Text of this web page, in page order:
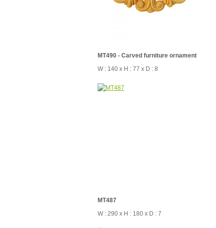
MT490 - Carved furniture ornament
W : 140 x H : 77 x D : 8
MT487
W : 290 x H : 180 x D : 7